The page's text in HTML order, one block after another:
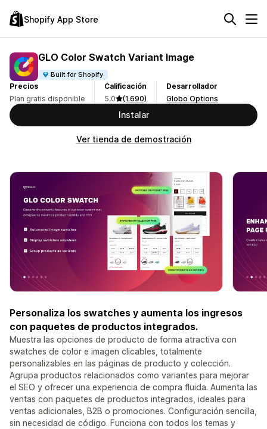
Shopify App Store
GLO Color Swatch Variant Image
Built for Shopify
Precios
Plan gratis disponible
Calificación
5,0
(1.690)
Desarrollador
Globo Options
Instalar
Ver tienda de demostración
Personaliza los swatches y aumenta los ingresos
con paquetes de productos integrados.
Muestra las opciones de producto de forma atractiva con
swatches de color e imagen clicables, totalmente
personalizables en las páginas de producto y colección.
Agrupa productos relacionados como variantes para mejorar
el SEO y ofrecer una experiencia de compra fluida. Aumenta las
ventas con paquetes de productos integrados, ideales para
ventas adicionales, B2B o promociones. Configuración sencilla,
sin necesidad de código. Funciona con todos los temas y